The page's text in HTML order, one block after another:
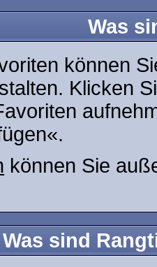
Was
können
Klicken
können Sie
Was sind